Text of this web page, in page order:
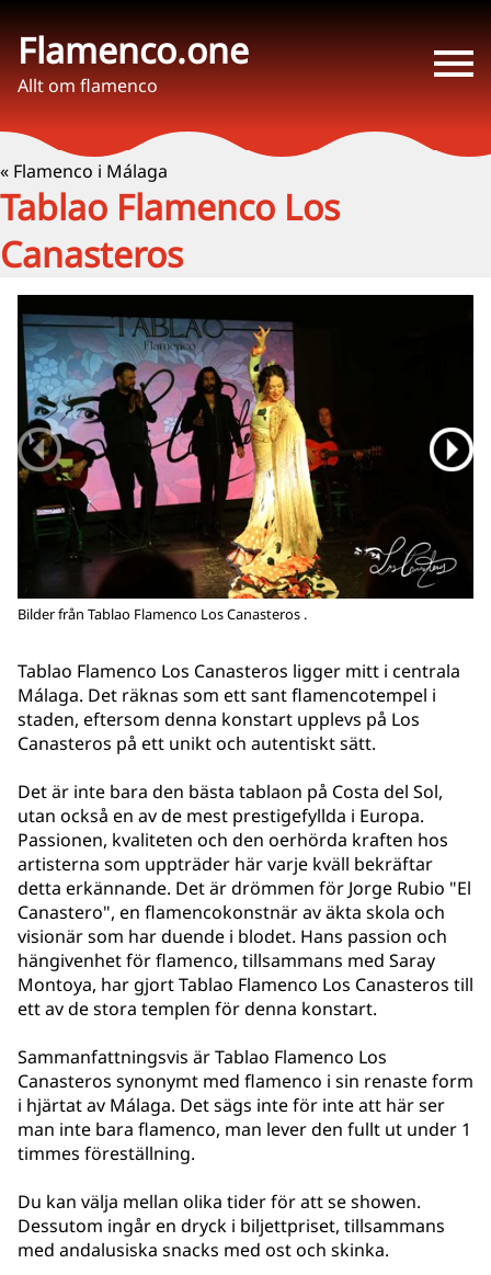
Flamenco.one
Allt om flamenco
« Flamenco i Málaga
Tablao Flamenco Los
Canasteros
Bilder från Tablao Flamenco Los Canasteros .
Tablao Flamenco Los Canasteros ligger mitt i centrala
Málaga. Det räknas som ett sant flamencotempel i
staden, eftersom denna konstart upplevs på Los
Canasteros på ett unikt och autentiskt sätt.
Det är inte bara den bästa tablaon på Costa del Sol,
utan också en av de mest prestigefyllda i Europa.
Passionen, kvaliteten och den oerhörda kraften hos
artisterna som uppträder här varje kväll bekräftar
detta erkännande. Det är drömmen för Jorge Rubio "El
Canastero", en flamencokonstnär av äkta skola och
visionär som har duende i blodet. Hans passion och
hängivenhet för flamenco, tillsammans med Saray
Montoya, har gjort Tablao Flamenco Los Canasteros till
ett av de stora templen för denna konstart.
Sammanfattningsvis är Tablao Flamenco Los
Canasteros synonymt med flamenco i sin renaste form
i hjärtat av Málaga. Det sägs inte för inte att här ser
man inte bara flamenco, man lever den fullt ut under 1
timmes föreställning.
Du kan välja mellan olika tider för att se showen.
Dessutom ingår en dryck i biljettpriset, tillsammans
med andalusiska snacks med ost och skinka.